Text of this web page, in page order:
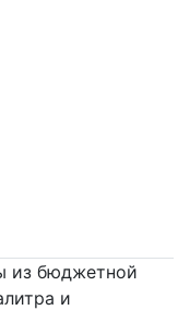
из бюджетной
и